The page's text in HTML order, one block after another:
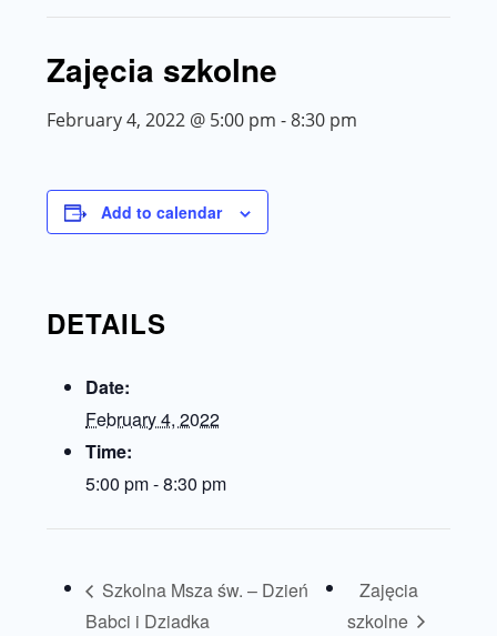
Zajęcia szkolne
February 4, 2022 @ 5:00 pm -8:30 pm
Add to calendar
DETAILS
Date:
February 4, 2022
Time:
5:00 pm - 8:30 pm
Szkolna Msza św. – Dzień
Babci i Dziadka
Zajęcia
szkolne